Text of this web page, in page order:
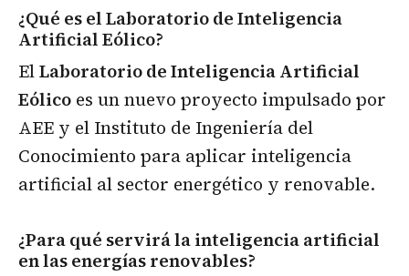
¿Qué es el Laboratorio de Inteligencia
Artificial Eólico?
ElLaboratorio de Inteligencia Artificial
Eólico es un nuevo proyecto impulsado por
AEE y el Instituto de Ingeniería del
Conocimiento para aplicar inteligencia
artificial al sector energético y renovable.
¿Para qué servirá la inteligencia artificial
en las energías renovables?